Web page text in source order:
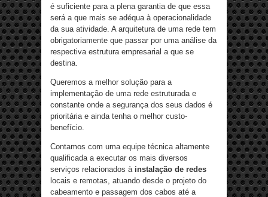
é suficiente para a plena garantia de que essa
será a que mais se adéqua à operacionalidade
da sua atividade. A arquitetura de uma rede tem
obrigatoriamente que passar por uma análise da
respectiva estrutura empresarial a que se
destina.
Queremos a melhor solução para a
implementação de uma rede estruturada e
constante onde a segurança dos seus dados é
prioritária e ainda tenha o melhor custo-
benefício.
Contamos com uma equipe técnica altamente
qualificada a executar os mais diversos
serviços relacionados à instalação de redes
locais e remotas, atuando desde o projeto do
cabeamento e passagem dos cabos até a